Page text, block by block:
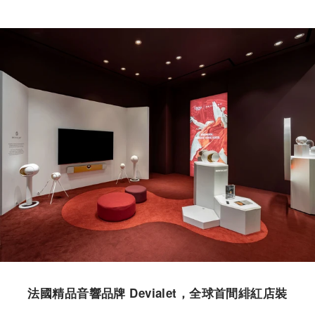
法國精品音響品牌 Devialet，全球首間緋紅店裝